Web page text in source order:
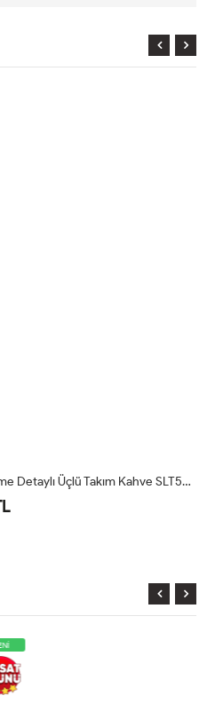
Omuz Düğme Detaylı Üçlü Takım Kahve SLT50118